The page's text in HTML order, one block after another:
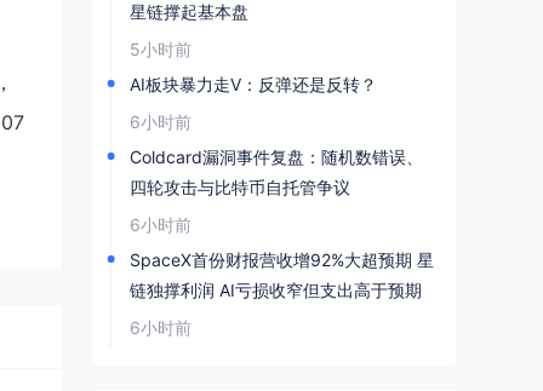
星链撑起基本盘
5小时前
AI板块暴力走V：反弹还是反转？
6小时前
Coldcard漏洞事件复盘：随机数错误、
四轮攻击与比特币自托管争议
6小时前
SpaceX首份财报营收增92%大超预期 星
链独撑利润 AI亏损收窄但支出高于预期
6小时前